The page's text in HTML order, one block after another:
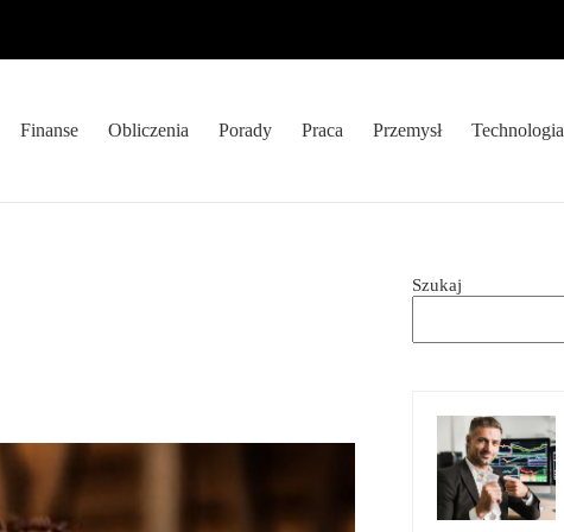
Finanse Obliczenia Porady Praca Przemysł Technologia
Szukaj